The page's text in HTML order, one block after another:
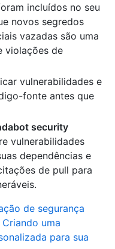
incluídos no seu
novos segredos
vazadas são uma
violações de
vulnerabilidades e
fonte antes que
security
vulnerabilidades
dependências e
de pull para
de segurança
Criando uma
para sua